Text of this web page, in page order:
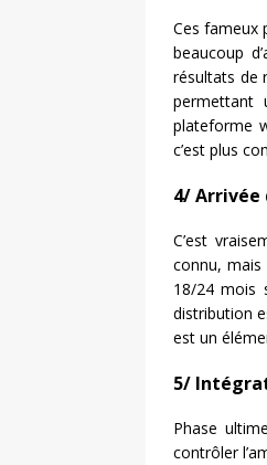
Ces fameux
beaucoup
résultats de
permettant
plateforme
c’est plus
4/ Arrivée
C’est
connu, mais
18/24 mois
distribution
est un
5/
Phase
contrôler